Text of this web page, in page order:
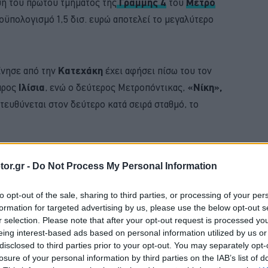
- Do Not Process My Personal Information
opt-out of the sale, sharing to third parties, or processing of your
for targeted advertising by us, please use the below opt-out
selection. Please note that after your opt-out request is processed
interest-based ads based on personal information utilized by us
to third parties prior to your opt-out. You may separately
of your personal information by third parties on the IAB’s list of
1,5 δισ. ευρώ αποτελεί το μεγαλύτερο
από την Κατεχάκη έχει αφήσει πίσω του τον
Ιλίσια, ενώ ο δεύτερος Μετροπόντικας, «Νίκη»,
στον δεύτερο κατά σειρά σταθμό, το
BUY NOW
NEO SUV ΤΗΣ RENAULT
4 ΕΠΙΣΤΡΕΦΕΙ -ΠΟΣΟ ΚΟΣΤΙΖΕΙ
ΤΗΣ ALFA ROMEO